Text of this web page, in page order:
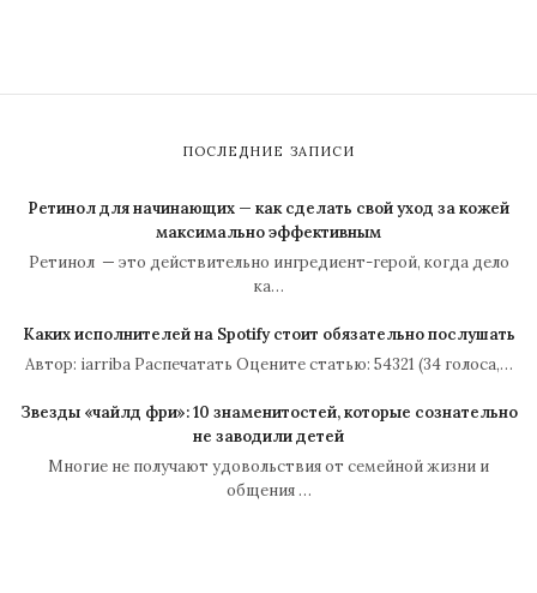
ПОСЛЕДНИЕ ЗАПИСИ
Ретинол для начинающих — как сделать свой уход за кожей
максимально эффективным
Ретинол — это действительно ингредиент-герой, когда дело
ка…
Каких исполнителей на Spotify стоит обязательно послушать
Автор: iarriba Распечатать Оцените статью: 54321 (34 голоса,…
Звезды «чайлд фри»: 10 знаменитостей, которые сознательно
не заводили детей
Многие не получают удовольствия от семейной жизни и
общения …